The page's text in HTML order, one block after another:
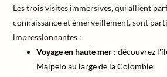
Les trois visites immersives, qui allient
connaissance et émerveillement, sont
impressionnantes :
Voyage en haute mer : découvrez
Malpelo au large de la Colombie.